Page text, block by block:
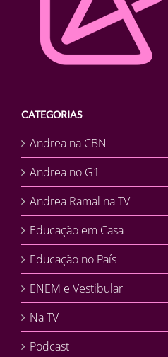
CATEGORIAS
Andrea na CBN
Andrea no G1
Andrea Ramal na TV
Educação em Casa
Educação no País
ENEM e Vestibular
Na TV
Podcast